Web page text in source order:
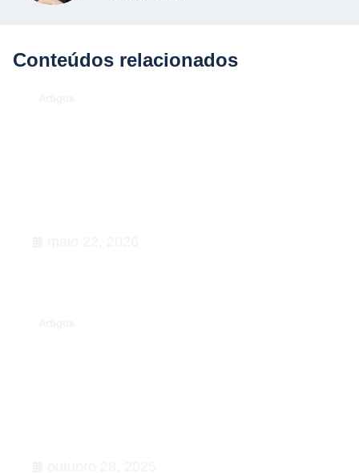
Conteúdos relacionados